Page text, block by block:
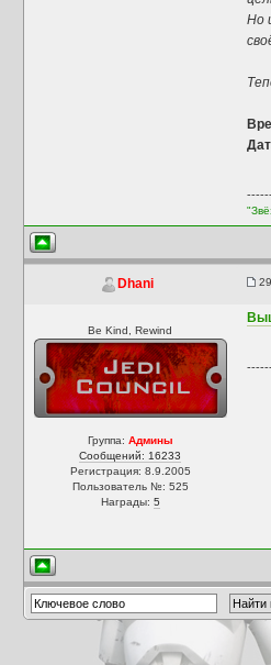
Но
Dhani
Be Kind, Rewind
Группа: Админы
Сообщений: 16233
Регистрация: 8.9.2005
Пользователь №: 525
Награды: 5